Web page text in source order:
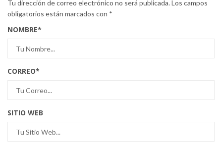
Tu dirección de correo electrónico no será publicada.Los campos
obligatorios están marcados con *
NOMBRE*
CORREO*
SITIO WEB